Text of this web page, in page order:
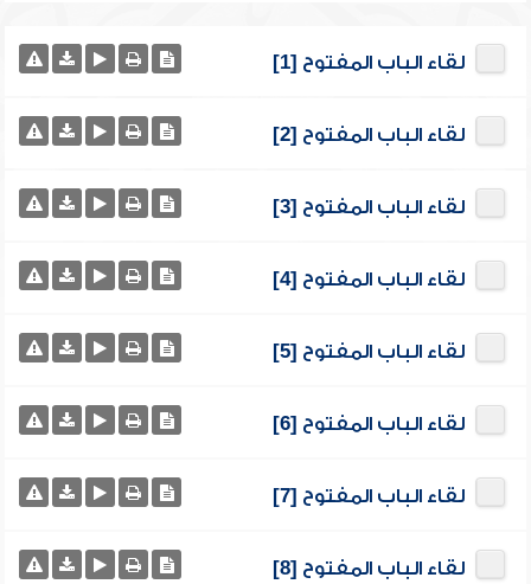
لقاء الباب المفتوح [1]
لقاء الباب المفتوح [2]
لقاء الباب المفتوح [3]
لقاء الباب المفتوح [4]
لقاء الباب المفتوح [5]
لقاء الباب المفتوح [6]
لقاء الباب المفتوح [7]
لقاء الباب المفتوح [8]